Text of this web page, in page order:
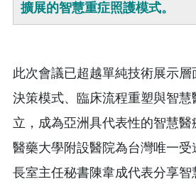
擴展的智慧重症照護模式。
此次會議已超越單純技術展示
決策模式、臨床流程重塑與智慧
立，成為亞洲具代表性的智慧醫
醫藥大學附設醫院為台灣唯一
長室主任秘書陳韋成代表分享